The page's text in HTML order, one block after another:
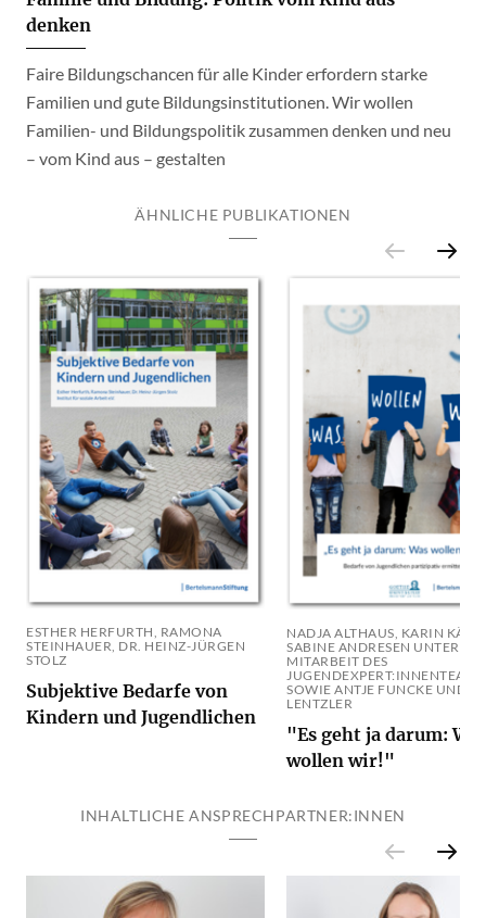
denken
Faire Bildungschancen für alle Kinder erfordern starke
Familien und gute Bildungsinstitutionen. Wir wollen
Familien- und Bildungspolitik zusammen denken und neu
– vom Kind aus – gestalten
ÄHNLICHE PUBLIKATIONEN
ESTHER HERFURTH, RAMONA
STEINHAUER, DR. HEINZ-JÜRGEN
STOLZ
Subjektive Bedarfe von
Kindern und Jugendlichen
NADJA ALTHAUS, KARIN
SABINE ANDRESEN UNTER
MITARBEIT DES
JUGENDEXPERT:INNENTEAMS
SOWIE ANTJE FUNCKE UND
LENTZLER
"Es geht ja darum:
wollen wir!"
INHALTLICHE ANSPRECHPARTNER:INNEN